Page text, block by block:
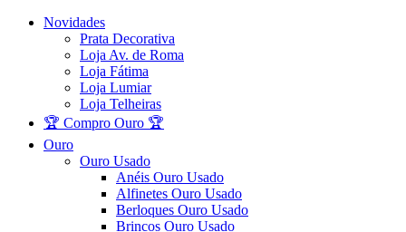
Novidades
Prata Decorativa
Loja Av. de Roma
Loja Fátima
Loja Lumiar
Loja Telheiras
🏆 Compro Ouro 🏆
Ouro
Ouro Usado
Anéis Ouro Usado
Alfinetes Ouro Usado
Berloques Ouro Usado
Brincos Ouro Usado